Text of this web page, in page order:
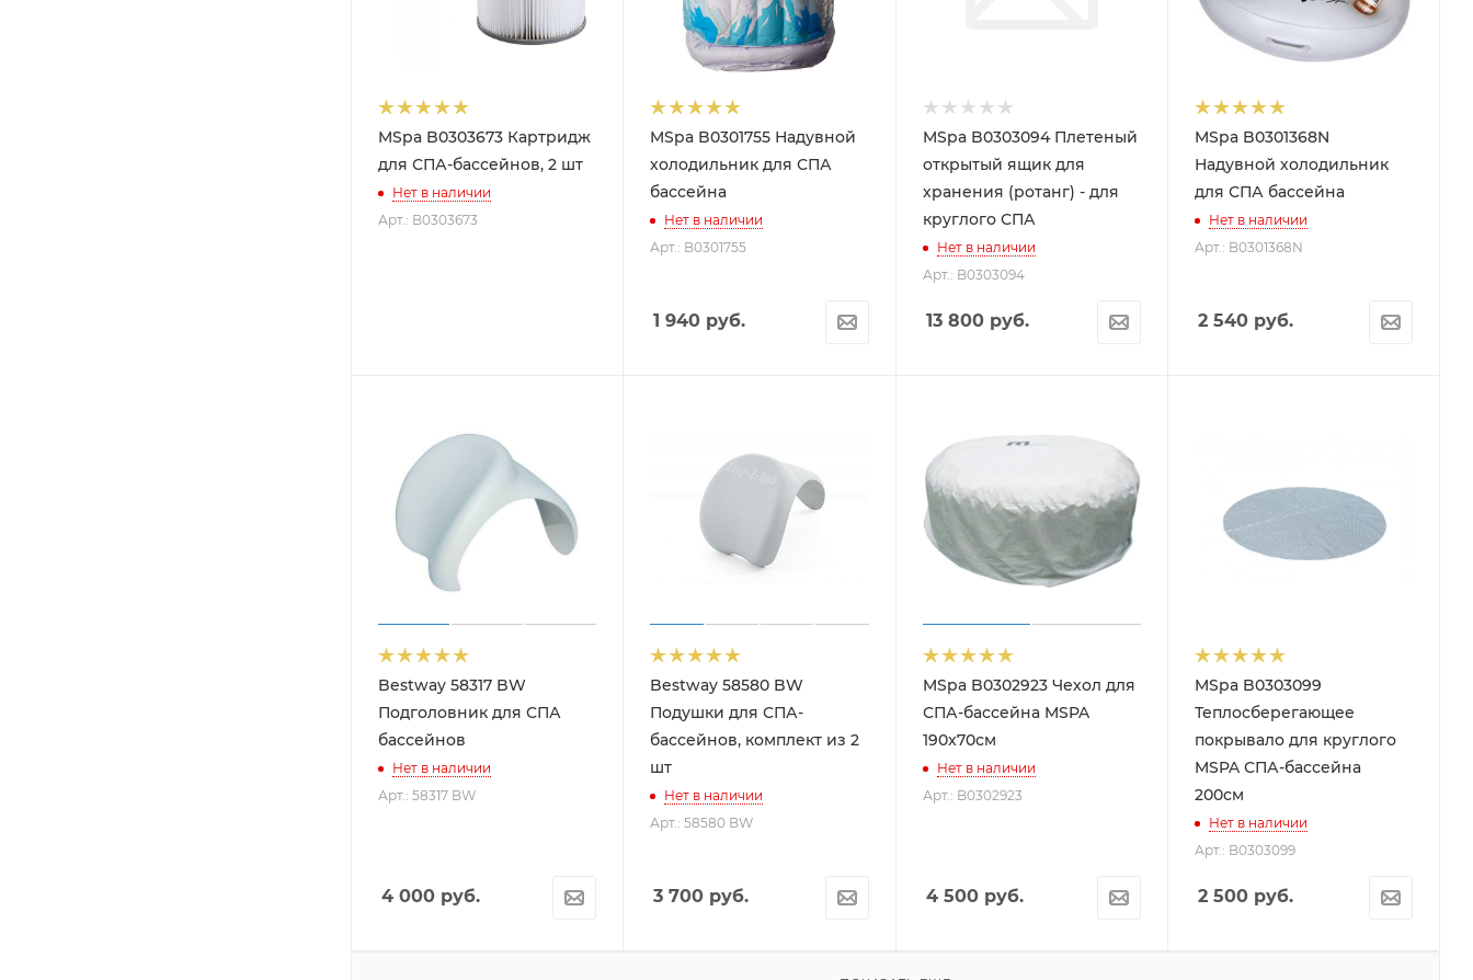
MSpa B0303673 Картридж
для СПА-бассейнов, 2 шт
Нет в наличии
Арт.: B0303673
MSpa B0301755 Надувной
холодильник для СПА
бассейна
Нет в наличии
Арт.: B0301755
1 940 руб.
MSpa B0303094 Плетеный
открытый ящик для
хранения (ротанг) - для
круглого СПА
Нет в наличии
Арт.: B0303094
13 800руб.
MSpa B0301368N
Надувной холодильник
для СПА бассейна
Нет в наличии
Арт.: B0301368N
2 540руб.
Bestway 58317 BW
Подголовник для СПА
бассейнов
Нет в наличии
Арт.: 58317 BW
4 000 руб.
Bestway 58580 BW
Подушки для СПА-
бассейнов, комплект из 2
шт
Нет в наличии
Арт.: 58580 BW
3 700 руб.
MSpa B0302923 Чехол для
СПА-бассейна MSPA
190x70см
Нет в наличии
Арт.: B0302923
4 500руб.
MSpa B0303099
Теплосберегающее
покрывало для круглого
MSPA СПА-бассейна
200см
Нет в наличии
Арт.: B0303099
2 500руб.